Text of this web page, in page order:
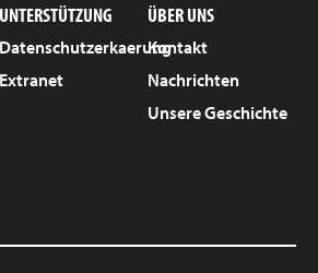
UNTERSTÜTZUNG
Datenschutzerkaerung
Extranet
ÜBER UNS
Kontakt
Nachrichten
Unsere Geschichte